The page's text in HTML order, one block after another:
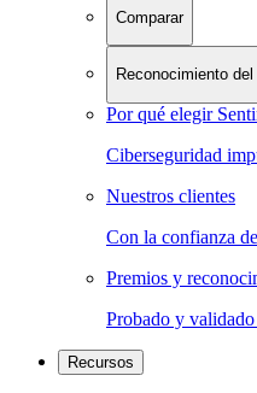
Comparar
Reconocimiento
Por qué elegir
Ciberseguridad
Nuestros clientes
Con la confianza
Premios y
Probado y
Recursos